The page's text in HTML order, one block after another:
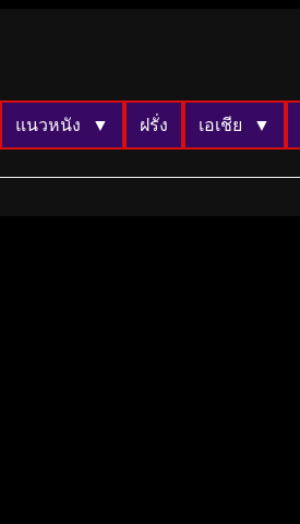
แนวหนัง ฝรั่ง เอเชีย